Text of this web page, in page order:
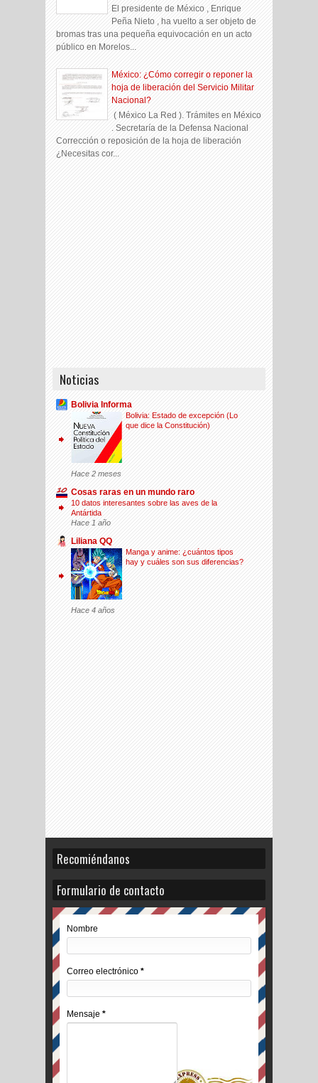
El presidente de México , Enrique
Peña Nieto , ha vuelto a ser objeto de
bromas tras una pequeña equivocación en un acto
público en Morelos...
México: ¿Cómo corregir o reponer la
hoja de liberación del Servicio Militar
Nacional?
( México La Red ). Trámites en México
. Secretaría de la Defensa Nacional
Corrección o reposición de la hoja de liberación
¿Necesitas cor...
Noticias
Bolivia Informa
Bolivia: Estado de excepción (Lo
que dice la Constitución)
Hace 2 meses
Cosas raras en un mundo raro
10 datos interesantes sobre las aves de la
Antártida
Hace 1 año
Liliana QQ
Manga y anime: ¿cuántos tipos
hay y cuáles son sus diferencias?
Hace 4 años
Recomiéndanos
Formulario de contacto
Nombre
Correo electrónico *
Mensaje *